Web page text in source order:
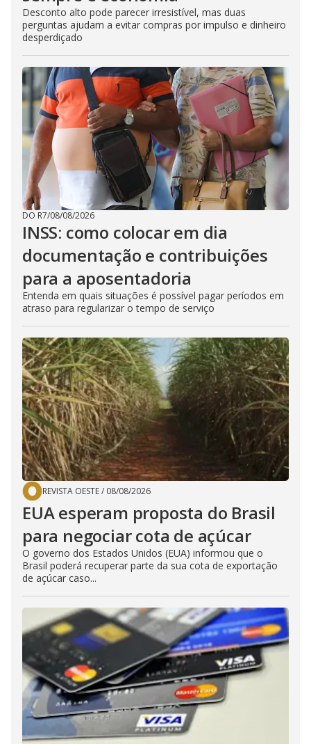
Desconto alto pode parecer irresistível, mas duas
perguntas ajudam a evitar compras por impulso e dinheiro
desperdiçado
DO R7/08/08/2026
INSS: como colocar em dia
documentação e contribuições
para a aposentadoria
Entenda em quais situações é possível pagar períodos em
atraso para regularizar o tempo de serviço
REVISTA OESTE/ 08/08/2026
EUA esperam proposta do Brasil
para negociar cota de açúcar
O governo dos Estados Unidos (EUA) informou que o
Brasil poderá recuperar parte da sua cota de exportação
de açúcar caso...